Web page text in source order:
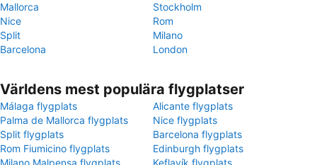
Mallorca
Stockholm
Nice
Rom
Split
Milano
Barcelona
London
Världens mest populära flygplatser
Málaga flygplats
Alicante flygplats
Palma de Mallorca flygplats
Nice flygplats
Split flygplats
Barcelona flygplats
Rom Fiumicino flygplats
Edinburgh flygplats
Milano Malpensa flygplats
Keflavík flygplats